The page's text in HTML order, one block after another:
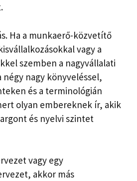
Ha a munkaerő-közvetítő
vagy a
szemben a nagyvállalati
négy nagy könyveléssel,
és a terminológián
olyan embereknek ír, akik
és nyelvi szintet
vagy egy
akkor más